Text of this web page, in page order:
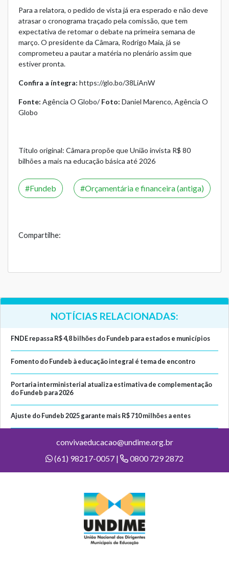
Para a relatora, o pedido de vista já era esperado e não deve
atrasar o cronograma traçado pela comissão, que tem
expectativa de retomar o debate na primeira semana de
março. O presidente da Câmara, Rodrigo Maia, já se
comprometeu a pautar a matéria no plenário assim que
estiver pronta.
Confira a íntegra: https://glo.bo/38LiAnW
Fonte: Agência O Globo/Foto: Daniel Marenco, Agência O
Globo
Título original: Câmara propõe que União invista R$ 80
bilhões a mais na educação básica até 2026
Fundeb Orçamentária e financeira (antiga)
Compartilhe:
NOTÍCIAS RELACIONADAS:
FNDE repassa R$ 4,8 bilhões do Fundeb para estados e municípios
Fomento do Fundeb à educação integral é tema de encontro
Portaria interministerial atualiza estimativa de complementação
do Fundeb para 2026
Ajuste do Fundeb 2025 garante mais R$ 710 milhões a entes
convivaeducacao@undime.org.br
(61) 98217-0057 |
0800 729 2872